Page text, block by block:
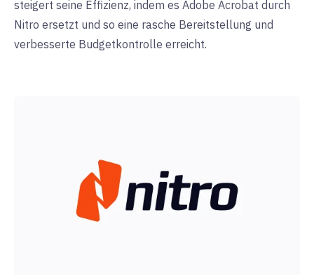
steigert seine Effizienz, indem es Adobe Acrobat durch
Nitro ersetzt und so eine rasche Bereitstellung und
verbesserte Budgetkontrolle erreicht.